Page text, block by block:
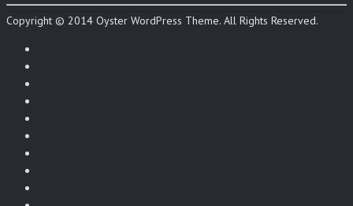
Copyright © 2014 Oyster WordPress Theme. All Rights Reserved.